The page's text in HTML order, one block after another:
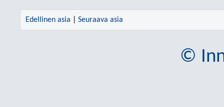
Edellinen asia Seuraava asia
©